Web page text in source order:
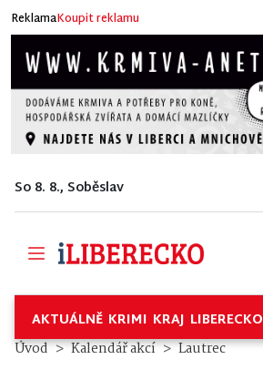
ReklamaKoupit reklamu
So 8. 8., Soběslav
AKTUÁLNĚ KRIMI KRAJ LIBERECKO
Úvod Kalendář akcí Lautrec